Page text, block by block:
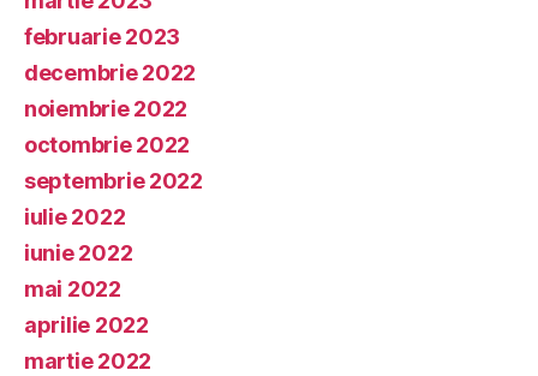
februarie 2023
decembrie 2022
noiembrie 2022
octombrie 2022
septembrie 2022
iulie 2022
iunie 2022
mai 2022
aprilie 2022
martie 2022